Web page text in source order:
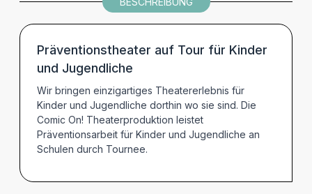
INFORMATIONEN
Präventionstheater auf Tour für Kinder
und Jugendliche
Wir bringen einzigartiges Theatererlebnis für
Kinder und Jugendliche dorthin wo sie sind. Die
Comic On! Theaterproduktion leistet
Präventionsarbeit für Kinder und Jugendliche an
Schulen durch Tournee.